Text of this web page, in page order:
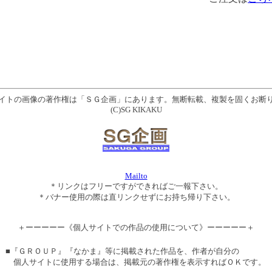
トの画像の著作権は「ＳＧ企画」にあります。無断転載、複製を固くお断り
(C)SG KIKAKU
Mailto
＊リンクはフリーですができればご一報下さい。
＊バナー使用の際は直リンクせずにお持ち帰り下さい。
＋ーーーーー《個人サイトでの作品の使用について》ーーーーー＋
■『ＧＲＯＵＰ』『なかま』等に掲載された作品を、作者が自分の
個人サイトに使用する場合は、掲載元の著作権を表示すればＯＫです。